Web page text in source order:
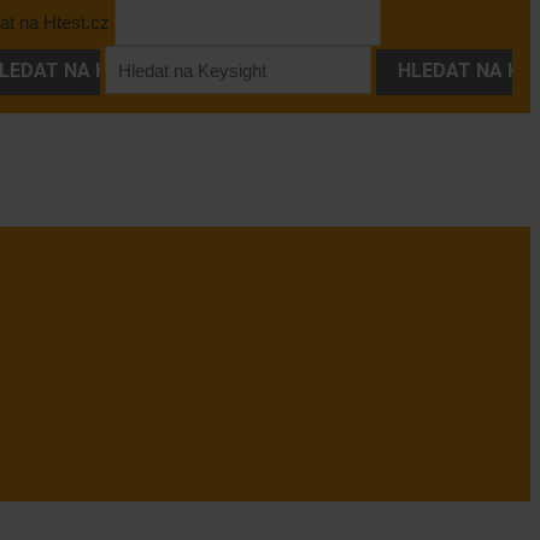
na Htest.cz